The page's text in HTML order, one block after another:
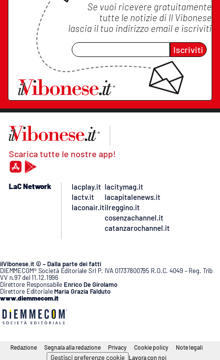
Se vuoi ricevere gratuitamente
tutte le notizie di Il Vibonese
lascia il tuo indirizzo email e iscriviti
Iscriviti
Scarica tutte le nostre app!
LaC Network
lacplay.it
lactv.it
laconair.it
lacitymag.it
lacapitalenews.it
ilreggino.it
cosenzachannel.it
catanzarochannel.it
ilVibonese.it © – Dalla parte dei fatti
DIEMMECOM® Società Editoriale Srl P. IVA 01737800795 R.O.C. 4049 – Reg. Trib
VV n.97 del 11.12.1996
Direttore Responsabile Enrico De Girolamo
Direttore Editoriale Maria Grazia Falduto
www.diemmecom.it
Redazione Segnala alla redazione Privacy Cookie policy Note legali
Gestisci preferenze cookie Lavora con noi